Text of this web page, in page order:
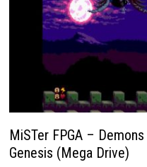
MiSTer FPGA –
Genesis (Mega Drive)